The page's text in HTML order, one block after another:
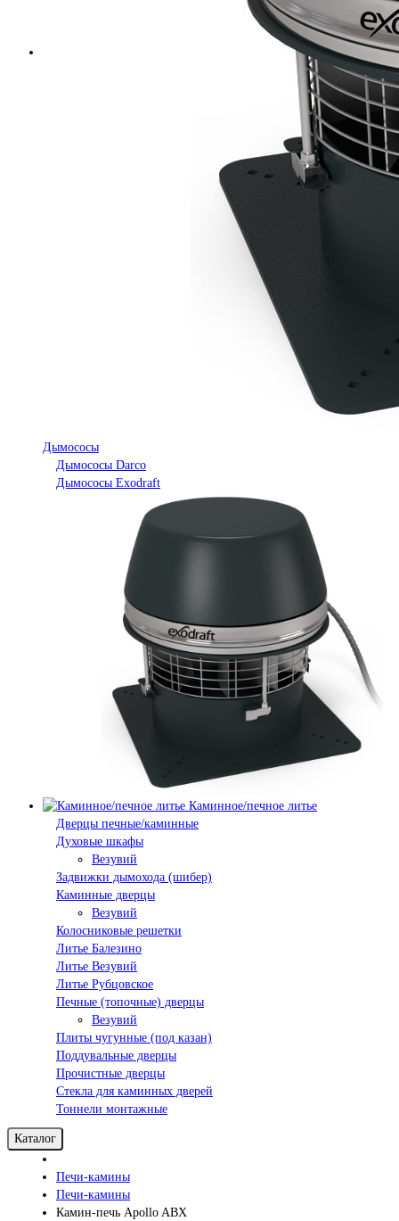
Дымососы
Дымососы Darco
Дымососы Exodraft
Каминное/печное литье
Дверцы печные/каминные
Духовые шкафы
Везувий
Задвижки дымохода (шибер)
Каминные дверцы
Везувий
Колосниковые решетки
Литье Балезино
Литье Везувий
Литье Рубцовское
Печные (топочные) дверцы
Везувий
Плиты чугунные (под казан)
Поддувальные дверцы
Прочистные дверцы
Стекла для каминных дверей
Тоннели монтажные
Каталог
Печи-камины
Печи-камины
Камин-печь Apollo ABX